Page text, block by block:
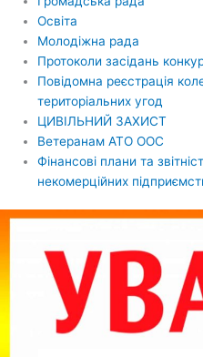
Освіта
Молодіжна рада
Протоколи засідань
Повідомна реєстрація
територіальних угод
ЦИВІЛЬНИЙ ЗАХИСТ
Ветеранам АТО ООС
Фінансові плани та
некомерційних